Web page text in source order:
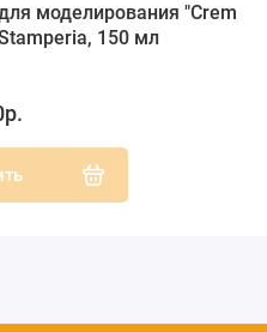
моделирования "Crеm
150 мл